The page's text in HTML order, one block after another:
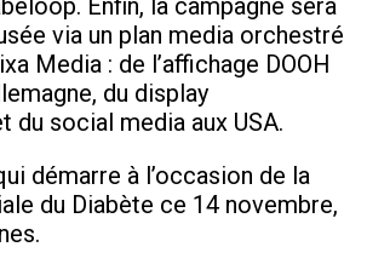
Enfin, la campagne sera
via un plan media orchestré
Media : de l’affichage DOOH
du display
du social media aux USA.
démarre à l’occasion de la
du Diabète ce 14 novembre,